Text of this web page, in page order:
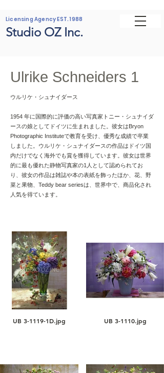
Licensing Agency EST. 1988
Studio OZ Inc.
Ulrike Schneiders 1
ウルリケ・シュナイダース
1954 年に国際的に評価の高い写真家トニー・シュナイダ
ースの娘としてドイツに生まれました。彼女はBryon
Photographic Instituteで教育を受け、優秀な成績で卒業
しました。ウルリケ・シュナイダースの作品はドイツ国
内だけでなく海外でも賞を獲得しています。彼女は世界
的に最も優れた静物写真家の1人として認められてお
り、彼女の作品は雑誌や本の表紙を飾ったほか、花、野
菜と果物、Teddy bear seriesは、世界中で、商品化され
人気を得ています。
UB 3-1119-1D.jpg UB 3-1110.jpg